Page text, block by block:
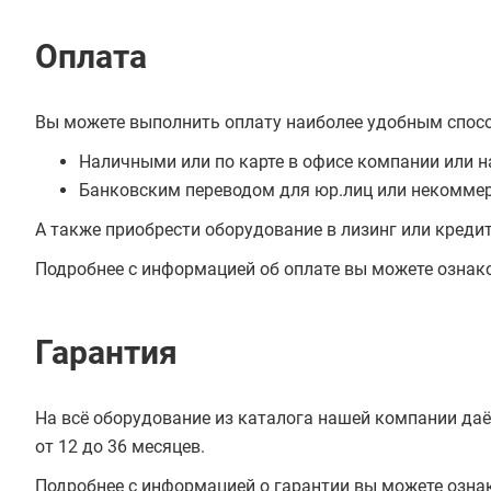
Оплата
Вы можете выполнить оплату наиболее удобным
Наличными или по карте в офисе компании или
Банковским переводом для юр.лиц или
А также приобрести оборудование в лизинг или
Подробнее с информацией об оплате вы можете
Гарантия
На всё оборудование из каталога нашей компании
от 12 до 36 месяцев.
Подробнее с информацией о гарантии вы можете